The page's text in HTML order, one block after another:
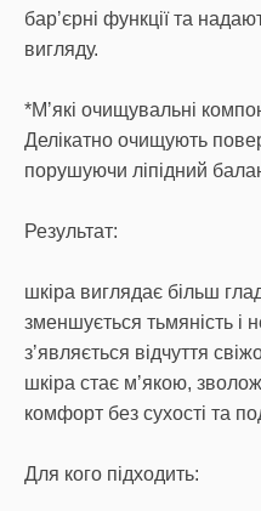
барʼєрні функції та
вигляду.
*Мʼякі очищувальні
Делікатно очищують
порушуючи ліпідний
Результат:
шкіра виглядає більш
зменшується тьмяність і
зʼявляється відчуття
шкіра стає мʼякою,
комфорт без сухості та
Для кого підходить: